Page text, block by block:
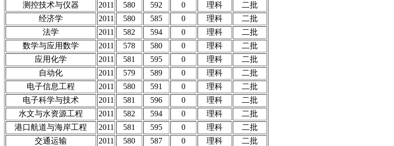
测控技术与仪器
2011 580 592 0 理科
二批
经济学
2011 580 585 0 理科
二批
法学
2011 582 594 0 理科
二批
数学与应用数学
2011 578 580 0 理科
二批
应用化学
2011 581 595 0 理科
二批
自动化
2011 579 589 0 理科
二批
电子信息工程
2011 580 591 0 理科
二批
电子科学与技术
2011 581 596 0 理科
二批
水文与水资源工程
2011 582 594 0 理科
二批
港口航道与海岸工程
2011 581 595 0 理科
二批
交通运输
2011 580 587 0 理科
二批